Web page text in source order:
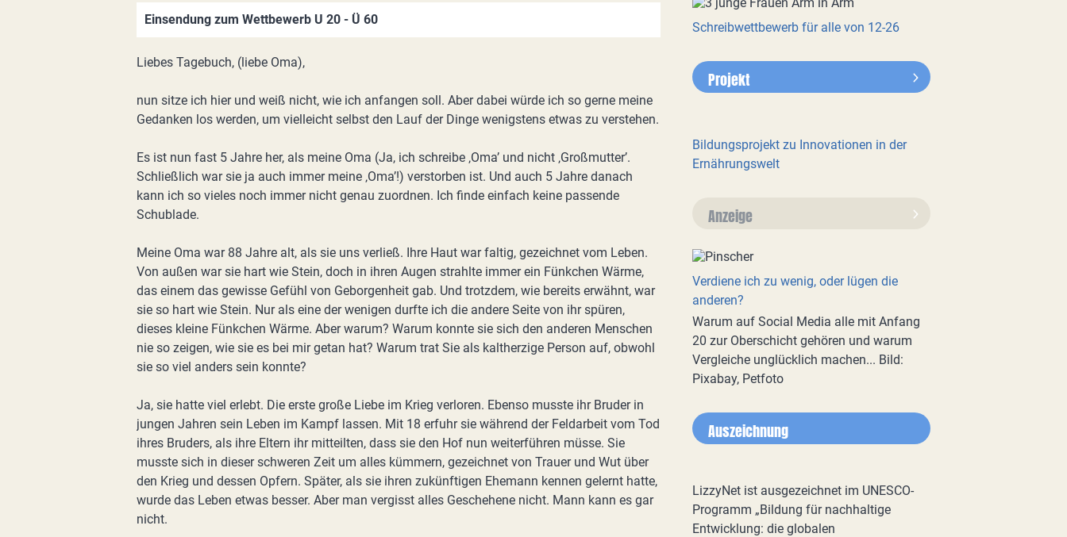
Einsendung zum Wettbewerb U 20 - Ü 60
Liebes Tagebuch, (liebe Oma),
nun sitze ich hier und weiß nicht, wie ich anfangen soll. Aber dabei würde ich so gerne meine
Gedanken los werden, um vielleicht selbst den Lauf der Dinge wenigstens etwas zu verstehen.
Es ist nun fast 5 Jahre her, als meine Oma (Ja, ich schreibe ‚Oma’ und nicht ‚Großmutter’.
Schließlich war sie ja auch immer meine ‚Oma’!) verstorben ist. Und auch 5 Jahre danach
kann ich so vieles noch immer nicht genau zuordnen. Ich finde einfach keine passende
Schublade.
Meine Oma war 88 Jahre alt, als sie uns verließ. Ihre Haut war faltig, gezeichnet vom Leben.
Von außen war sie hart wie Stein, doch in ihren Augen strahlte immer ein Fünkchen Wärme,
das einem das gewisse Gefühl von Geborgenheit gab. Und trotzdem, wie bereits erwähnt, war
sie so hart wie Stein. Nur als eine der wenigen durfte ich die andere Seite von ihr spüren,
dieses kleine Fünkchen Wärme. Aber warum? Warum konnte sie sich den anderen Menschen
nie so zeigen, wie sie es bei mir getan hat? Warum trat Sie als kaltherzige Person auf, obwohl
sie so viel anders sein konnte?
Ja, sie hatte viel erlebt. Die erste große Liebe im Krieg verloren. Ebenso musste ihr Bruder in
jungen Jahren sein Leben im Kampf lassen. Mit 18 erfuhr sie während der Feldarbeit vom Tod
ihres Bruders, als ihre Eltern ihr mitteilten, dass sie den Hof nun weiterführen müsse. Sie
musste sich in dieser schweren Zeit um alles kümmern, gezeichnet von Trauer und Wut über
den Krieg und dessen Opfern. Später, als sie ihren zukünftigen Ehemann kennen gelernt hatte,
wurde das Leben etwas besser. Aber man vergisst alles Geschehene nicht. Mann kann es gar
nicht.
Schreibwettbewerb für alle von 12-26
Projekt
Bildungsprojekt zu Innovationen in der
Ernährungswelt
Anzeige
Verdiene ich zu wenig, oder lügen die
anderen?
Warum auf Social Media alle mit Anfang
20 zur Oberschicht gehören und warum
Vergleiche unglücklich machen... Bild:
Pixabay, Petfoto
Auszeichnung
LizzyNet ist ausgezeichnet im UNESCO-
Programm „Bildung für nachhaltige
Entwicklung: die globalen